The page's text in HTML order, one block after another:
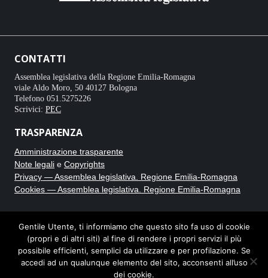
CONTATTI
Assemblea legislativa della Regione Emilia-Romagna
viale Aldo Moro, 50 40127 Bologna
Telefono 051.5275226
Scrivici: PEC
TRASPARENZA
Amministrazione trasparente
Note legali e Copyrights
Privacy — Assemblea legislativa. Regione Emilia-Romagna
Cookies — Assemblea legislativa. Regione Emilia-Romagna
CRONACA BIANCA
Testata giornalistica online registrata al Tribunale di Bologna con
autorizzazione n. 8235. Direttore responsabile Carmine Caputo.
Gentile Utente, ti informiamo che questo sito fa uso di cookie
(propri e di altri siti) al fine di rendere i propri servizi il più
possibile efficienti, semplici da utilizzare e per profilazione. Se
accedi ad un qualunque elemento del sito, acconsenti all’uso
dei cookie.